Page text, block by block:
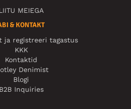
MEIEGA
& KONTAKT
ja registreeri tagastus
KKK
Kontaktid
Denimist
Blogi
B2B Inquiries